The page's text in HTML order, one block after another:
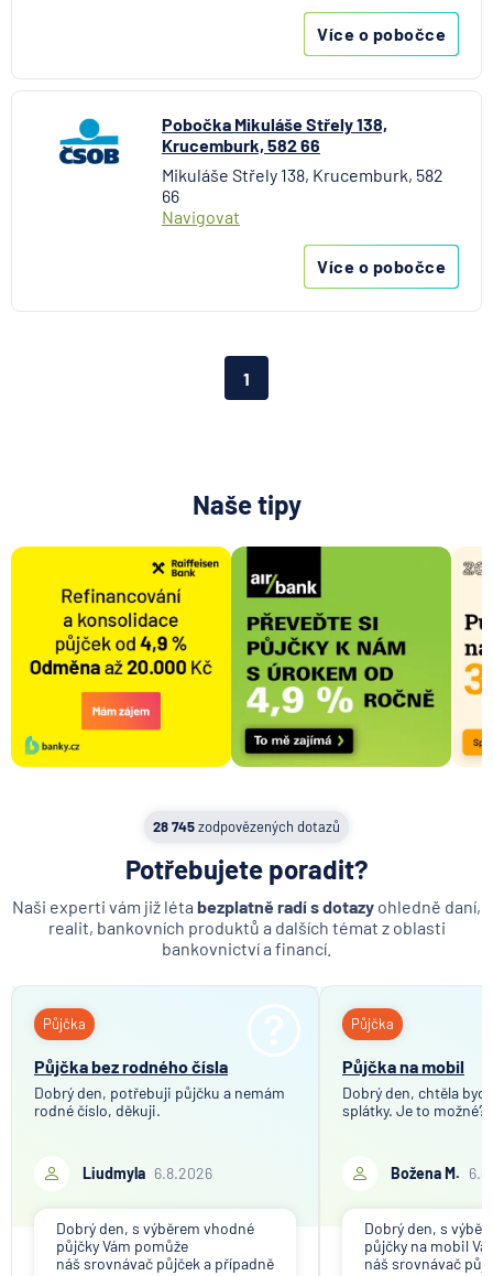
Česká spořitelna - penzijní společnost
ČSOB Hypoteční banka
ČSOB Penzijní společnost
ČSOB Pojišťovna
ČSOB Poštovní spořitelna
D.A.S. právní ochrana, pobočka ERGO Versicherung
Generali česká pojišťovna
HDI Versicherung AG
ING Bank N. V.
J&T BANKA
KB Penzijní společnost
Komerční banka
Komerční pojišťovna
Kooperativa pojišťovna
Max banka
MetLife Europe d.a.c.
Modrá pyramida stavební spořitelna
MONETA Money Bank
Národní rozvojová banka
NEY spořitelní družstvo
NN Penzijní společnost
NN Životná poisťovňa
Oberbank AG
PPF banka
Raiffeisen stavební spořitelna
Sparkasse Oberlausitz
SV pojišťovna
Trinity Bank
Více o pobočce
Pobočka Mikuláše Střely 138,
Krucemburk, 582 66
Mikuláše Střely 138, Krucemburk, 582
66
Navigovat
Více o pobočce
1
Naše tipy
28 745zodpovězených dotazů
Potřebujete poradit?
Naši experti vám již léta bezplatně radí s dotazy ohledně daní,
realit, bankovních produktů a dalších témat z oblasti
bankovnictví a financí.
Půjčka
Půjčka bez rodného čísla
Dobrý den, potřebuji půjčku a nemám
rodné číslo, děkuji.
Liudmyla 6.8.2026
Dobrý den, s výběrem vhodné
půjčky Vám pomůže
náš srovnávač půjček a případně
Půjčka
Půjčka na mobil
Dobrý den, chtěla
splátky. Je to možné?
Božena M.
Dobrý den, s
půjčky na mobil
náš srovnávač